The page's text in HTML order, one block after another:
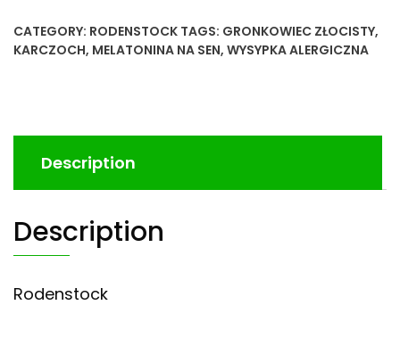
CATEGORY: RODENSTOCK TAGS: GRONKOWIEC ZŁOCISTY,
KARCZOCH, MELATONINA NA SEN, WYSYPKA ALERGICZNA
Description
Description
Rodenstock